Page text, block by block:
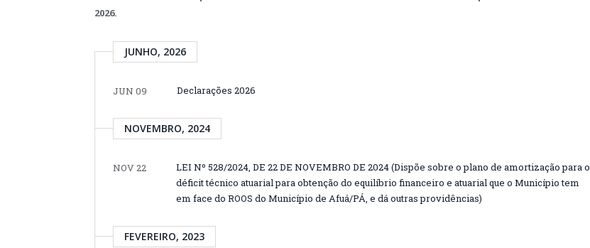
2026.
JUNHO, 2026
JUN 09 Declarações 2026
NOVEMBRO, 2024
NOV 22
LEI Nº 528/2024, DE 22 DE NOVEMBRO DE 2024 (Dispõe sobre o plano de amortização para o
déficit técnico atuarial para obtenção do equilíbrio financeiro e atuarial que o Município tem
em face do ROOS do Município de Afuá/PÁ, e dá outras providências)
FEVEREIRO, 2023